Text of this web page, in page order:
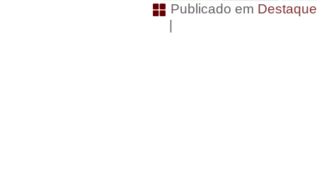
Publicado em
|